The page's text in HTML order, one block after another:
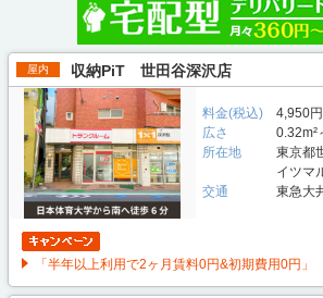
屋内 収納PiT 世田谷深沢店
料金(税込)
4,950
広さ
0.32m²
所在地
東京都
イツマ
交通
東急大
「半年以上利用で2ヶ月賃料0円&初期費用0円」